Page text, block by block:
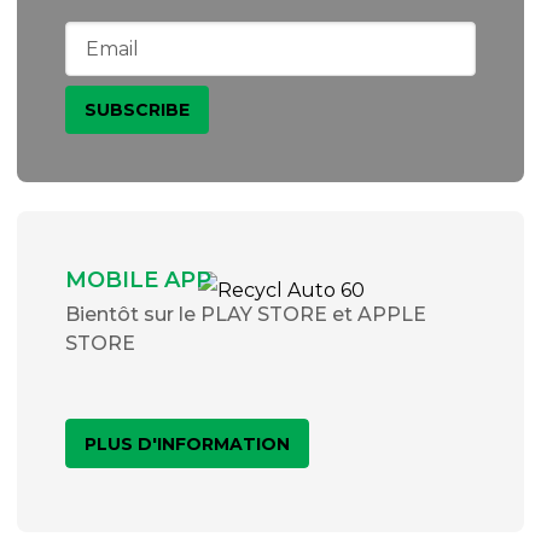
MOBILE APP
Bientôt sur le PLAY STORE et APPLE
STORE
PLUS D'INFORMATION